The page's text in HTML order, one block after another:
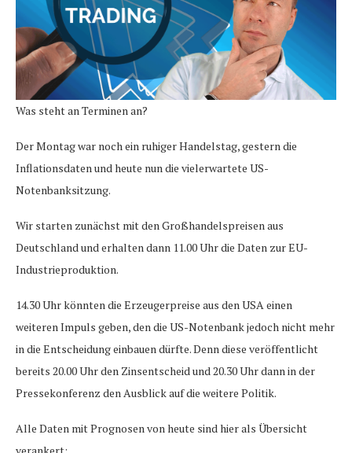
Was steht an Terminen an?
Der Montag war noch ein ruhiger Handelstag, gestern die
Inflationsdaten und heute nun die vielerwartete US-
Notenbanksitzung.
Wir starten zunächst mit den Großhandelspreisen aus
Deutschland und erhalten dann 11.00 Uhr die Daten zur EU-
Industrieproduktion.
14.30 Uhr könnten die Erzeugerpreise aus den USA einen
weiteren Impuls geben, den die US-Notenbank jedoch nicht mehr
in die Entscheidung einbauen dürfte. Denn diese veröffentlicht
bereits 20.00 Uhr den Zinsentscheid und 20.30 Uhr dann in der
Pressekonferenz den Ausblick auf die weitere Politik.
Alle Daten mit Prognosen von heute sind hier als Übersicht